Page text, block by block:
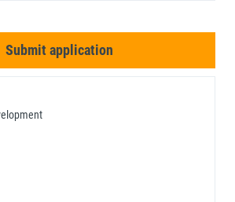
Submit application